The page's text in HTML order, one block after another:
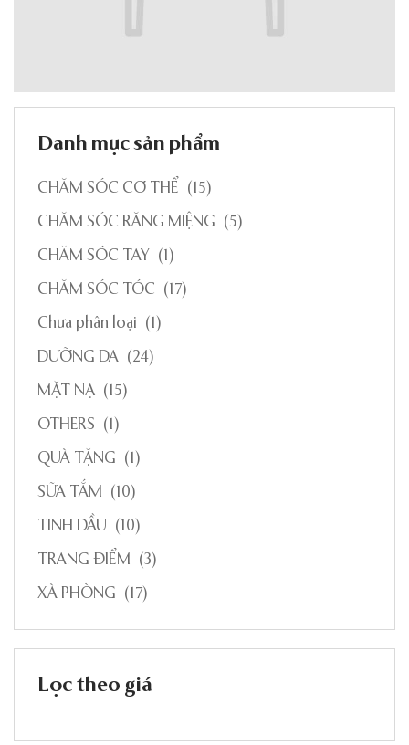
Danh mục sản phẩm
CHĂM SÓC CƠ THỂ (15)
CHĂM SÓC RĂNG MIỆNG (5)
CHĂM SÓC TAY (1)
CHĂM SÓC TÓC (17)
Chưa phân loại (1)
DƯỠNG DA (24)
MẶT NẠ (15)
OTHERS (1)
QUÀ TẶNG (1)
SỮA TẮM (10)
TINH DẦU (10)
TRANG ĐIỂM (3)
XÀ PHÒNG (17)
Lọc theo giá